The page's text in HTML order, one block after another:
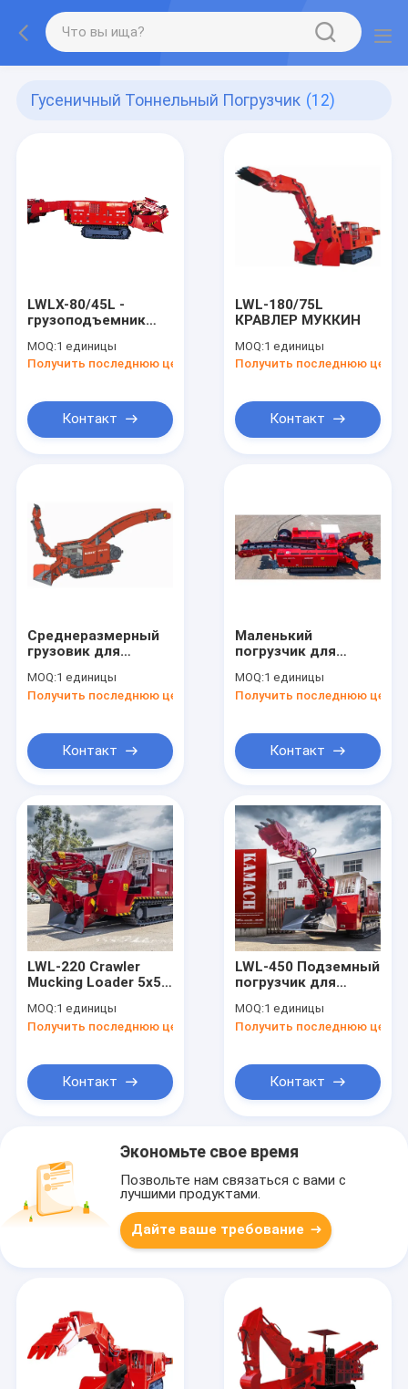
Гусеничный Тоннельный Погрузчик (12)
LWLX-80/45L -
грузоподъемник
муки
MOQ:1 единицы
Получить последнюю цену
Контакт
LWL-180/75L
КРАВЛЕР МУККИН
MOQ:1 единицы
Получить последнюю цену
Контакт
Среднеразмерный
грузовик для
LWLX-150L
MOQ:1 единицы
Получить последнюю цену
Контакт
Маленький
погрузчик для
LWL-60/37L
MOQ:1 единицы
Получить последнюю цену
Контакт
LWL-220 Crawler
Mucking Loader 5x5
Размер скалы до
750 мм
MOQ:1 единицы
Получить последнюю цену
Контакт
LWL-450 Подземный
погрузчик для
погрузчиком для
погрузчиков с
MOQ:1 единицы
Получить последнюю цену
Контакт
Экономьте свое время
Позвольте нам связаться с вами с
лучшими продуктами.
Дайте ваше требование